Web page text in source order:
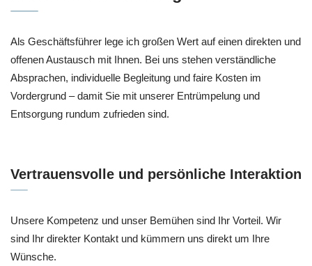
Als Geschäftsführer lege ich großen Wert auf einen direkten und
offenen Austausch mit Ihnen. Bei uns stehen verständliche
Absprachen, individuelle Begleitung und faire Kosten im
Vordergrund – damit Sie mit unserer Entrümpelung und
Entsorgung rundum zufrieden sind.
Vertrauensvolle und persönliche Interaktion
Unsere Kompetenz und unser Bemühen sind Ihr Vorteil. Wir
sind Ihr direkter Kontakt und kümmern uns direkt um Ihre
Wünsche.